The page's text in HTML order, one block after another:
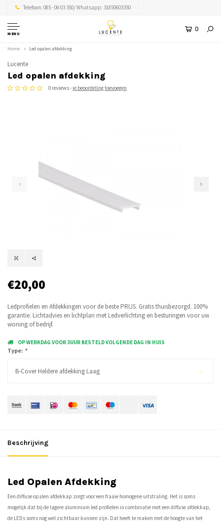
Telefoon: 085 - 06 03 350/ Whatsapp: 31850603350
MENU
0
Home Led opalen afdekking
Lucente
Led opalen afdekking
0 reviews - je beoordeling toevoegen
€20,00
Ledprofielen en Afdekkingen voor de beste PRIJS. Gratis thuisbezorgd. 100%
garantie. Lichtadvies en lichtplan met Ledverlichting en besturingen voor uw
woning of bedrijf.
OP WERKDAG VOOR 3UUR BESTELD VOLGENDE DAG IN HUIS
Type: *
B-Cover Heldere afdekking Laag
Beschrijving
Led Opalen Afdekking
Een diffuse opalen afdekkap zorgt voor een fraaie homogene uitstraling. Het is soms
mogelijk dat bij de lagere aluminium led profielen in combinatie met een diffuse afdekkap,
de LEDs soms nog wel zichtbaar kunnen zijn. Dat heeft te maken met de hoogte van het